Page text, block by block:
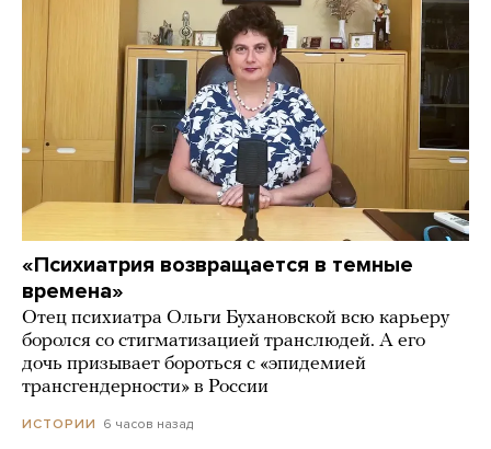
«Психиатрия возвращается в темные
времена»
Отец психиатра Ольги Бухановской всю карьеру
боролся со стигматизацией транслюдей. А его
дочь призывает бороться с «эпидемией
трансгендерности» в России
ИСТОРИИ 6 часов назад